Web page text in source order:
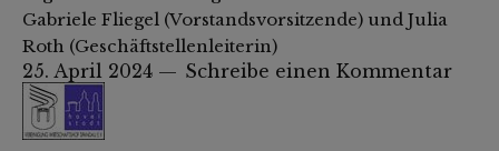
Gabriele Fliegel (Vorstandsvorsitzende) und Julia
Roth (Geschäftstellenleiterin)
25. April 2024 Schreibe einen Kommentar